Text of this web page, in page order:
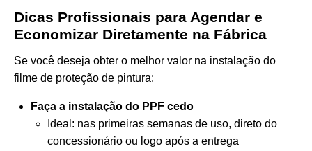
Dicas Profissionais para Agendar e
Economizar Diretamente na Fábrica
Se você deseja obter o melhor valor na instalação do
filme de proteção de pintura:
Faça a instalação do PPF cedo
Ideal: nas primeiras semanas de uso, direto do
concessionário ou logo após a entrega